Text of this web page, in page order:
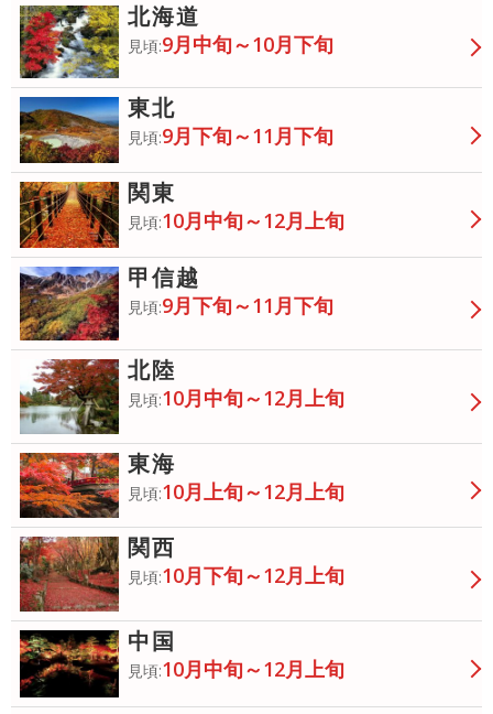
北海道
見頃:9月中旬～10月下旬
東北
見頃:9月下旬～11月下旬
関東
見頃:10月中旬～12月上旬
甲信越
見頃:9月下旬～11月下旬
北陸
見頃:10月中旬～12月上旬
東海
見頃:10月上旬～12月上旬
関西
見頃:10月下旬～12月上旬
中国
見頃:10月中旬～12月上旬